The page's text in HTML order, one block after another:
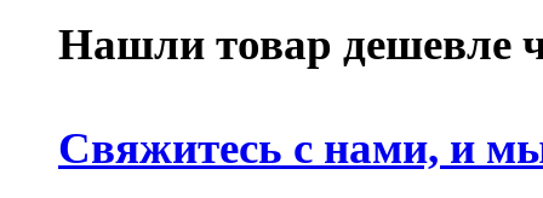
Нашли товар дешевле
Свяжитесь с нами, и